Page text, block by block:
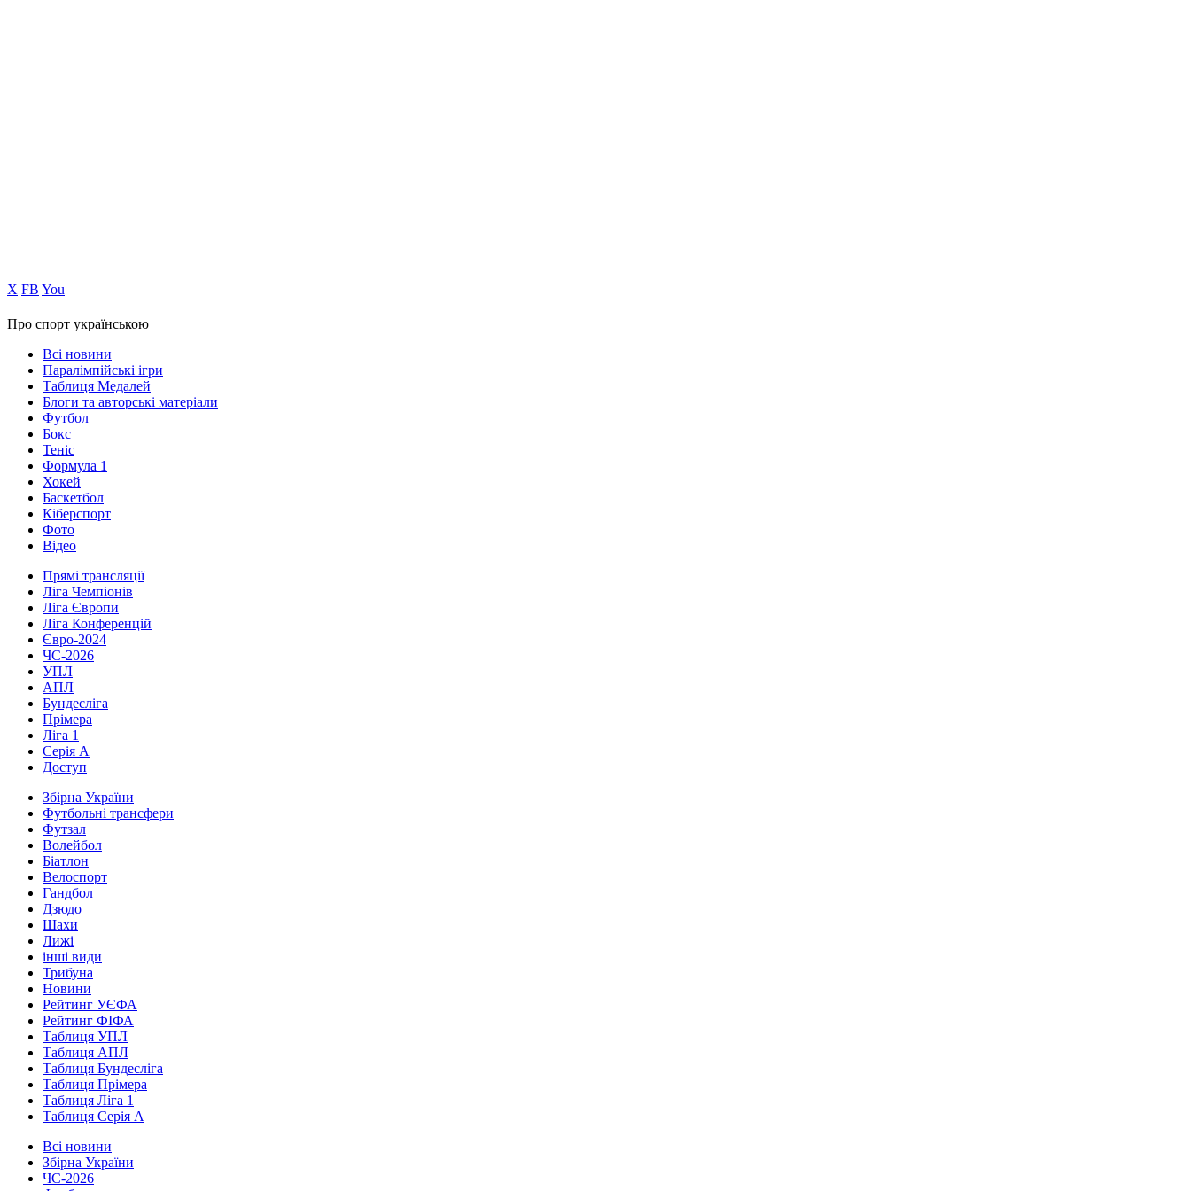
Х FB You
Про спорт українською
Всі новини
Паралімпійські ігри
Таблиця Медалей
Блоги та авторські матеріали
Футбол
Бокс
Теніс
Формула 1
Хокей
Баскетбол
Кіберспорт
Фото
Відео
Прямі трансляції
Ліга Чемпіонів
Ліга Європи
Ліга Конференцій
Євро-2024
ЧС-2026
УПЛ
АПЛ
Бундесліга
Прімера
Ліга 1
Серія А
Доступ
Збірна України
Футбольні трансфери
Футзал
Волейбол
Біатлон
Велоспорт
Гандбол
Дзюдо
Шахи
Лижі
інші види
Трибуна
Новини
Рейтинг УЄФА
Рейтинг ФІФА
Таблиця УПЛ
Таблиця АПЛ
Таблиця Бундесліга
Таблиця Прімера
Таблиця Ліга 1
Таблиця Серія А
Всі новини
Збірна України
ЧС-2026